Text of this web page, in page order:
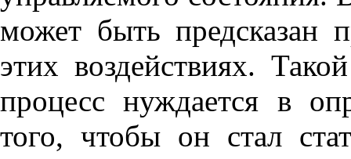
может быть предсказан
этих воздействиях.
процесс нуждается в
того, чтобы он стал